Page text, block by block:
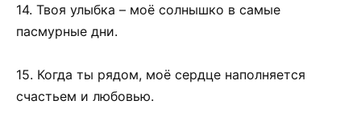
14. Твоя улыбка – моё солнышко в самые
пасмурные дни.
15. Когда ты рядом, моё сердце наполняется
счастьем и любовью.